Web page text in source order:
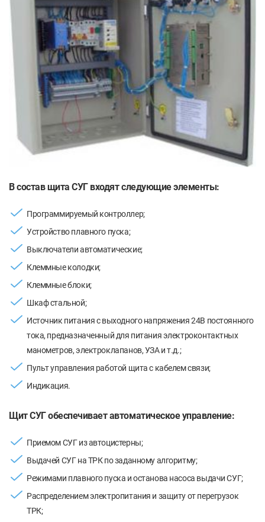
В состав щита СУГ входят следующие элементы:
Программируемый контроллер;
Устройство плавного пуска;
Выключатели автоматические;
Клеммные колодки;
Клеммные блоки;
Шкаф стальной;
Источник питания с выходного напряжения 24В постоянного
тока, предназначенный для питания электроконтактных
манометров, электроклапанов, УЗА и т.д.;
Пульт управления работой щита с кабелем связи;
Индикация.
Щит СУГ обеспечивает автоматическое управление:
Приемом СУГ из автоцистерны;
Выдачей СУГ на ТРК по заданному алгоритму;
Режимами плавного пуска и останова насоса выдачи СУГ;
Распределением электропитания и защиту от перегрузок
ТРК;